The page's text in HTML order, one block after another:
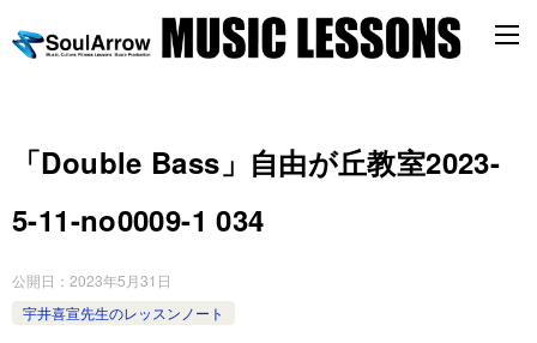
「Double Bass」自由が丘教室2023-
5-11-no0009-1 034
公開日： 2023年5月31日
宇井喜宣先生のレッスンノート